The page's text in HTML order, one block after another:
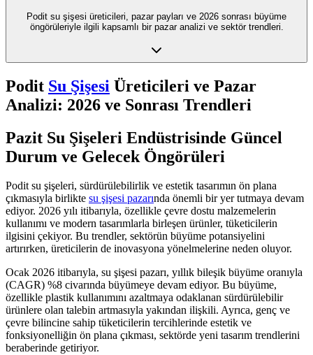
Podit su şişesi üreticileri, pazar payları ve 2026 sonrası büyüme
öngörüleriyle ilgili kapsamlı bir pazar analizi ve sektör trendleri.
Podit Su Şişesi Üreticileri ve Pazar
Analizi: 2026 ve Sonrası Trendleri
Pazit Su Şişeleri Endüstrisinde Güncel
Durum ve Gelecek Öngörüleri
Podit su şişeleri, sürdürülebilirlik ve estetik tasarımın ön plana
çıkmasıyla birlikte su şişesi pazarında önemli bir yer tutmaya devam
ediyor. 2026 yılı itibarıyla, özellikle çevre dostu malzemelerin
kullanımı ve modern tasarımlarla birleşen ürünler, tüketicilerin
ilgisini çekiyor. Bu trendler, sektörün büyüme potansiyelini
artırırken, üreticilerin de inovasyona yönelmelerine neden oluyor.
Ocak 2026 itibarıyla, su şişesi pazarı, yıllık bileşik büyüme oranıyla
(CAGR) %8 civarında büyümeye devam ediyor. Bu büyüme,
özellikle plastik kullanımını azaltmaya odaklanan sürdürülebilir
ürünlere olan talebin artmasıyla yakından ilişkili. Ayrıca, genç ve
çevre bilincine sahip tüketicilerin tercihlerinde estetik ve
fonksiyonelliğin ön plana çıkması, sektörde yeni tasarım trendlerini
beraberinde getiriyor.